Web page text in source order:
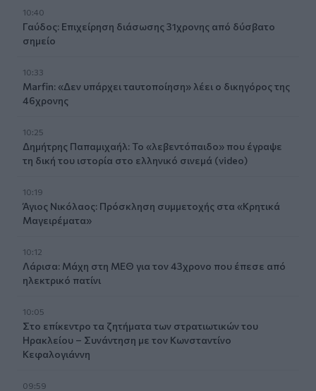
10:40
Γαύδος: Επιχείρηση διάσωσης 31χρονης από δύσβατο
σημείο
10:33
Marfin: «Δεν υπάρχει ταυτοποίηση» λέει ο δικηγόρος της
46χρονης
10:25
Δημήτρης Παπαμιχαήλ: Το «λεβεντόπαιδο» που έγραψε
τη δική του ιστορία στο ελληνικό σινεμά (video)
10:19
Άγιος Νικόλαος: Πρόσκληση συμμετοχής στα «Κρητικά
Μαγειρέματα»
10:12
Λάρισα: Μάχη στη ΜΕΘ για τον 43χρονο που έπεσε από
ηλεκτρικό πατίνι
10:05
Στο επίκεντρο τα ζητήματα των στρατιωτικών του
Ηρακλείου – Συνάντηση με τον Κωνσταντίνο
Κεφαλογιάννη
09:59